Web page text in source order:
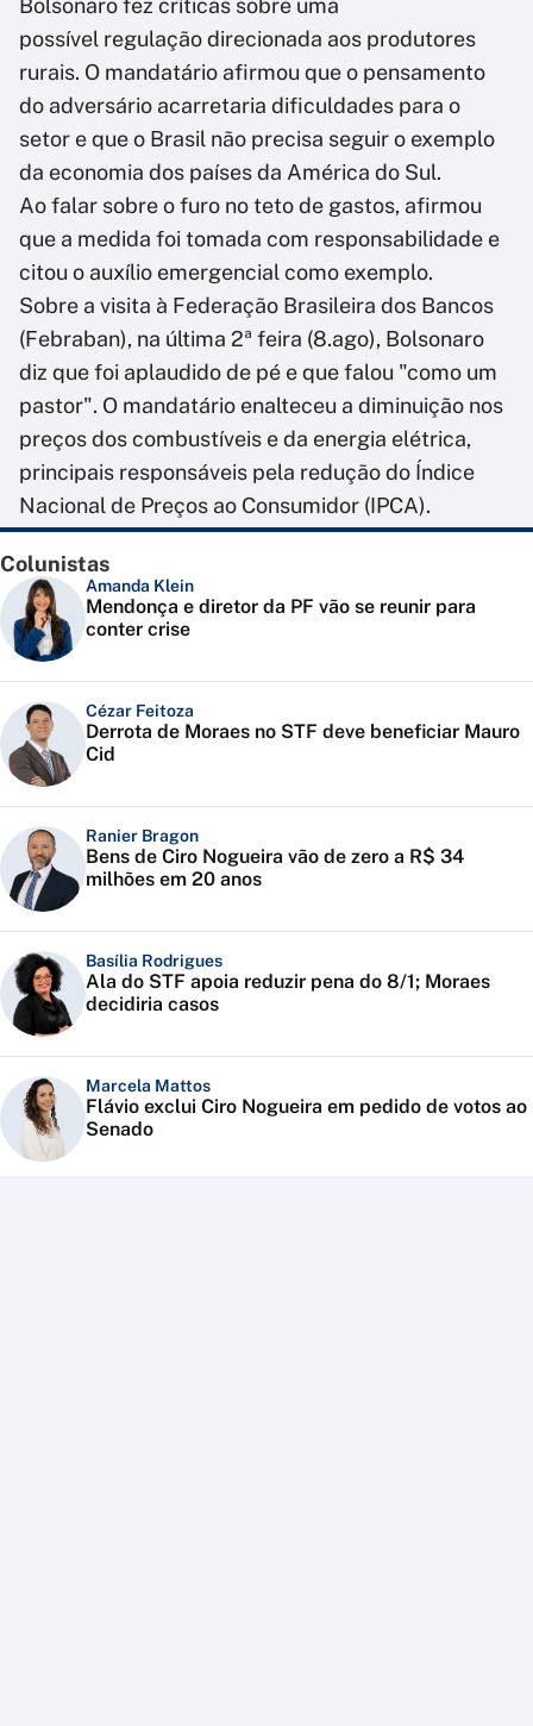
Bolsonaro fez críticas sobre uma
possível regulação direcionada aos produtores
rurais. O mandatário afirmou que o pensamento
do adversário acarretaria dificuldades para o
setor e que o Brasil não precisa seguir o exemplo
da economia dos países da América do Sul.
Ao falar sobre o furo no teto de gastos, afirmou
que a medida foi tomada com responsabilidade e
citou o auxílio emergencial como exemplo.
Sobre a visita à Federação Brasileira dos Bancos
(Febraban), na última 2ª feira (8.ago), Bolsonaro
diz que foi aplaudido de pé e que falou "como um
pastor". O mandatário enalteceu a diminuição nos
preços dos combustíveis e da energia elétrica,
principais responsáveis pela redução do Índice
Nacional de Preços ao Consumidor (IPCA).
Colunistas
Amanda Klein
Mendonça e diretor da PF vão se reunir para
conter crise
Cézar Feitoza
Derrota de Moraes no STF deve beneficiar Mauro
Cid
Ranier Bragon
Bens de Ciro Nogueira vão de zero a R$ 34
milhões em 20 anos
Basília Rodrigues
Ala do STF apoia reduzir pena do 8/1; Moraes
decidiria casos
Marcela Mattos
Flávio exclui Ciro Nogueira em pedido de votos ao
Senado